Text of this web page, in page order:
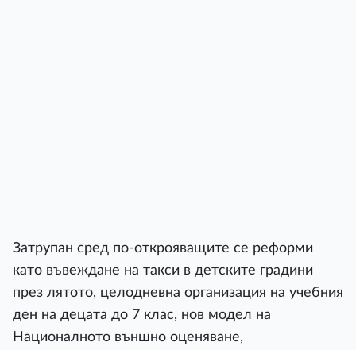
Затрупан сред по-открояващите се реформи
като въвеждане на такси в детските градини
през лятото, целодневна организация на учебния
ден на децата до 7 клас, нов модел на
Националното външно оценяване,